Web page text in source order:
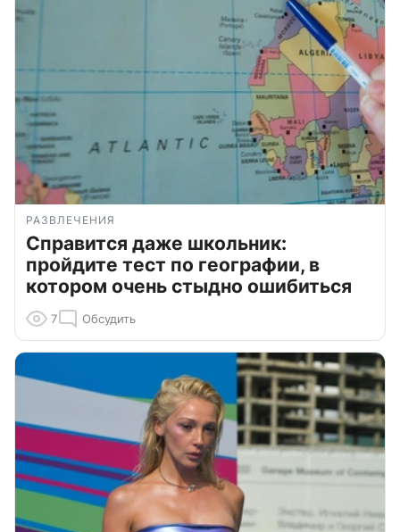
РАЗВЛЕЧЕНИЯ
Справится даже школьник:
пройдите тест по географии, в
котором очень стыдно ошибиться
7 Обсудить